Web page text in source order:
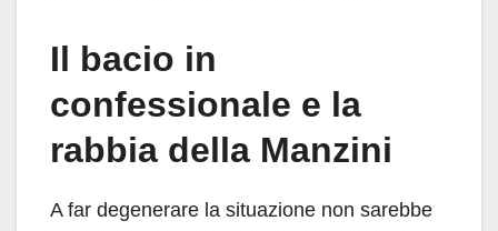
Il bacio in
confessionale e la
rabbia della Manzini
A far degenerare la situazione non sarebbe